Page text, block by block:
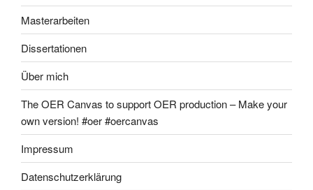
Masterarbeiten
Dissertationen
Über mich
The OER Canvas to support OER production – Make your
own version! #oer #oercanvas
Impressum
Datenschutzerklärung